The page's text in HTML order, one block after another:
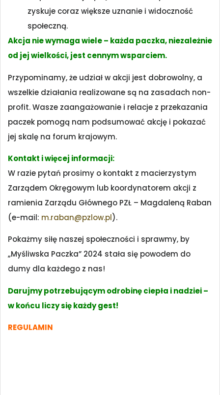
zyskuje coraz większe uznanie i widoczność
społeczną.
Akcja nie wymaga wiele – każda paczka, niezależnie
od jej wielkości, jest cennym wsparciem.
Przypominamy, że udział w akcji jest dobrowolny, a
wszelkie działania realizowane są na zasadach non-
profit. Wasze zaangażowanie i relacje z przekazania
paczek pomogą nam podsumować akcję i pokazać
jej skalę na forum krajowym.
Kontakt i więcej informacji:
W razie pytań prosimy o kontakt z macierzystym
Zarządem Okręgowym lub koordynatorem akcji z
ramienia Zarządu Głównego PZŁ – Magdaleną Raban
(e-mail: m.raban@pzlow.pl).
Pokażmy siłę naszej społeczności i sprawmy, by
„Myśliwska Paczka” 2024 stała się powodem do
dumy dla każdego z nas!
Darujmy potrzebującym odrobinę ciepła i nadziei –
w końcu liczy się każdy gest!
REGULAMIN